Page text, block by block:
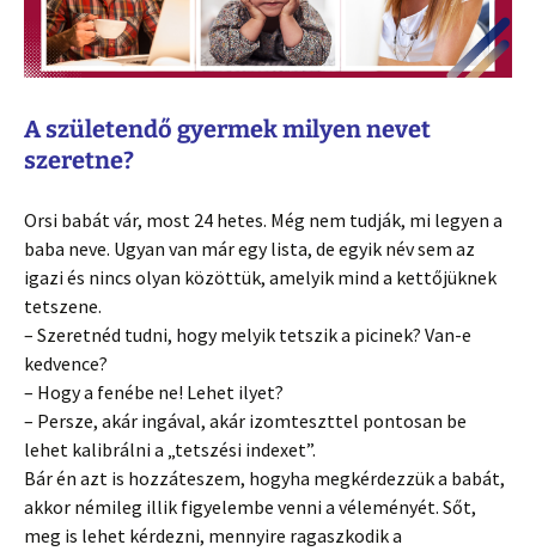
A születendő gyermek milyen nevet
szeretne?
Orsi babát vár, most 24 hetes. Még nem tudják, mi legyen a
baba neve. Ugyan van már egy lista, de egyik név sem az
igazi és nincs olyan közöttük, amelyik mind a kettőjüknek
tetszene.
– Szeretnéd tudni, hogy melyik tetszik a picinek? Van-e
kedvence?
– Hogy a fenébe ne! Lehet ilyet?
– Persze, akár ingával, akár izomteszttel pontosan be
lehet kalibrálni a „tetszési indexet”.
Bár én azt is hozzáteszem, hogyha megkérdezzük a babát,
akkor némileg illik figyelembe venni a véleményét. Sőt,
meg is lehet kérdezni, mennyire ragaszkodik a